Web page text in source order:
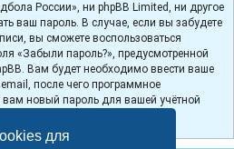
для
России», ни phpBB Limited, ни другое
ваш пароль. В случае, если вы забудете
вы сможете воспользоваться
«Забыли пароль?», предусмотренной
Вам будет необходимо ввести ваше
после чего программное
вам новый пароль для вашей учётной